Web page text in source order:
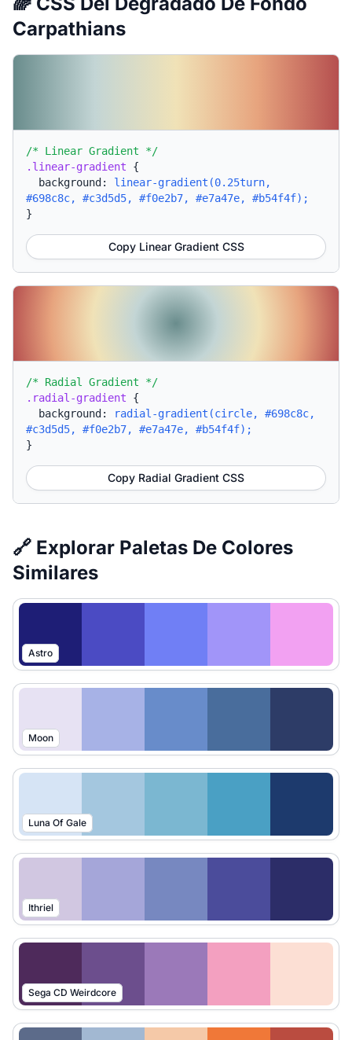
Carpathians
/* Linear Gradient */
.linear-gradient {
background: linear-gradient(0.25turn,
#698c8c, #c3d5d5, #f0e2b7, #e7a47e, #b54f4f);
}
Copy Linear Gradient CSS
/* Radial Gradient */
.radial-gradient {
background:
radial-gradient(circle, #698c8c,
#c3d5d5, #f0e2b7, #e7a47e, #b54f4f);
}
Copy Radial Gradient CSS
🔗 Explorar Paletas De Colores
Similares
Astro
Moon
Luna Of Gale
Ithriel
Sega CD Weirdcore